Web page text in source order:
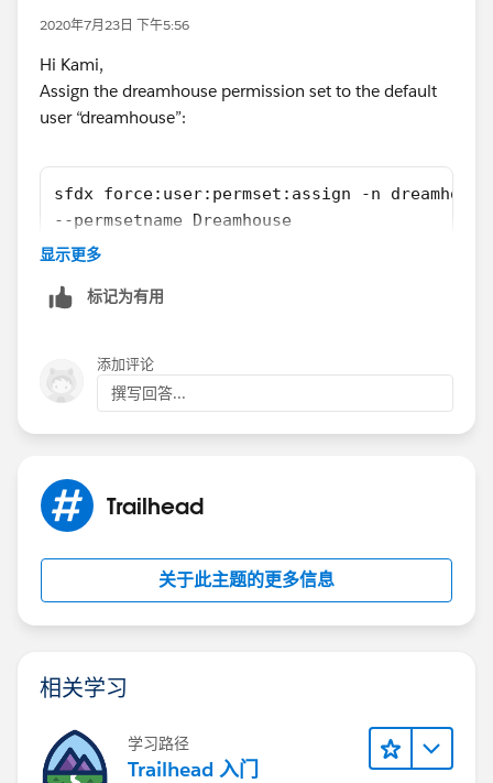
2020年7月23日 下午5:56
Hi Kami,
Assign the dreamhouse permission set to the default
user “dreamhouse”:
sfdx force:user:permset:assign -n
--permsetname Dreamhouse
Reference:
https://wilsonmar.github.io/salesforce-dx/
in the future.
Thanks,
显示更多
标记为有用
添加评论
撰写回答...
Trailhead
关于此主题的更多信息
相关学习
学习路径
Trailhead 入门